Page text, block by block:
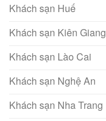
Khách sạn Huế
Khách sạn Kiên Giang
Khách sạn Lào Cai
Khách sạn Nghệ An
Khách sạn Nha Trang